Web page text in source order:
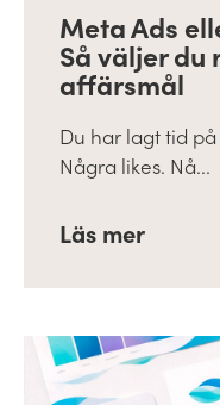
Meta Ads
Så väljer du
affärsmål
Du har lagt tid
Några likes. Nå...
Läs mer